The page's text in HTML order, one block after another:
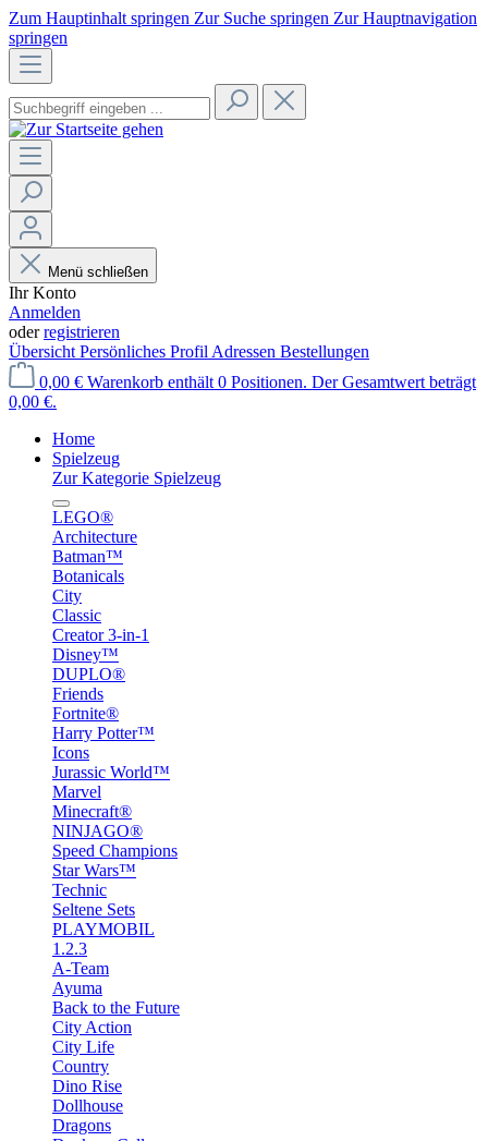
Zum Hauptinhalt springen Zur Suche springen Zur Hauptnavigation
springen
Menü schließen
Ihr Konto
Anmelden
oderregistrieren
Übersicht Persönliches Profil Adressen Bestellungen
0,00 € Warenkorb enthält 0 Positionen. Der Gesamtwert beträgt
0,00 €.
Home
Spielzeug
Zur Kategorie Spielzeug
LEGO®
Architecture
Batman™
Botanicals
City
Classic
Creator 3-in-1
Disney™
DUPLO®
Friends
Fortnite®
Harry Potter™
Icons
Jurassic World™
Marvel
Minecraft®
NINJAGO®
Speed Champions
Star Wars™
Technic
Seltene Sets
PLAYMOBIL
1.2.3
A-Team
Ayuma
Back to the Future
City Action
City Life
Country
Dino Rise
Dollhouse
Dragons